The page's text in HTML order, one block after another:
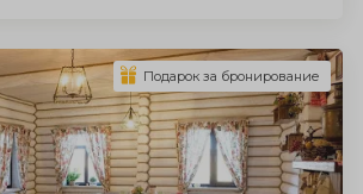
Подарок за бронирование